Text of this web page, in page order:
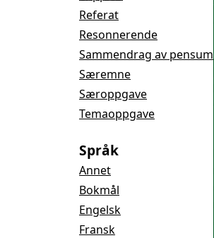
Referat
Resonnerende
Sammendrag av pensum
Særemne
Særoppgave
Temaoppgave
Språk
Annet
Bokmål
Engelsk
Fransk